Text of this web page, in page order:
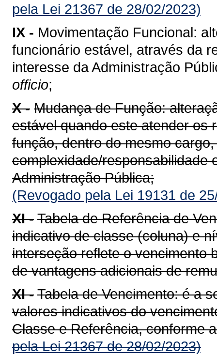
pela Lei 21367 de 28/02/2023)
IX - Movimentação Funcional:
funcionário estável, através da
interesse da Administração
officio;
X - Mudança de Função:
estável quando este atender os
função, dentro do mesmo
complexidade/responsabilidade
Administração Pública;
(Revogado pela Lei 19131 de
XI - Tabela de Referência de
indicativo de classe (coluna) e
interseção reflete o vencimento
de vantagens adicionais de
XI - Tabela de Vencimento: é a
valores indicativos do
Classe e Referência, conforme
pela Lei 21367 de 28/02/2023)